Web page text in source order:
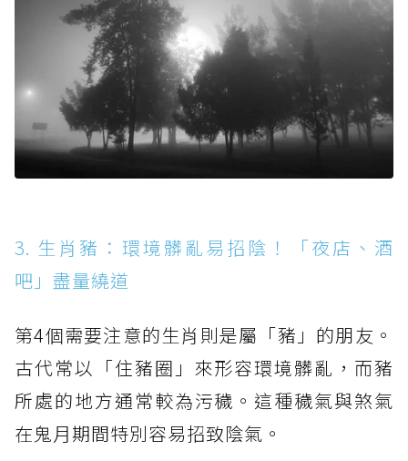
3. 生肖豬：環境髒亂易招陰！「夜店、酒
吧」盡量繞道
第4個需要注意的生肖則是屬「豬」的朋友。
古代常以「住豬圈」來形容環境髒亂，而豬
所處的地方通常較為污穢。這種穢氣與煞氣
在鬼月期間特別容易招致陰氣。